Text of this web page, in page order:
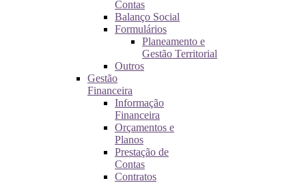
Contas
Balanço Social
Formulários
Planeamento e
Gestão Territorial
Outros
Gestão
Financeira
Informação
Financeira
Orçamentos e
Planos
Prestação de
Contas
Contratos